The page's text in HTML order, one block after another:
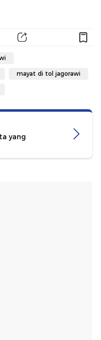
mayat di tol jagorawi
yang